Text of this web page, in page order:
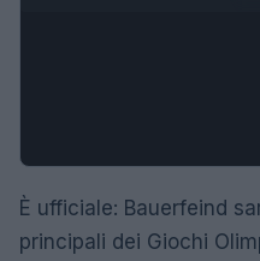
È ufficiale: Bauerfeind
principali dei Giochi